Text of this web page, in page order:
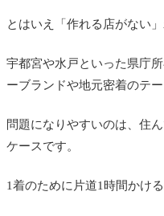
オーダースー
水戸内原
KASHIYAMA
喜久蔵久米洋
とはいえ「作れる店がない
宇都宮や水戸といった県庁
ーブランドや地元密着のテ
問題になりやすいのは、住
ケースです。
1着のために片道1時間かけ